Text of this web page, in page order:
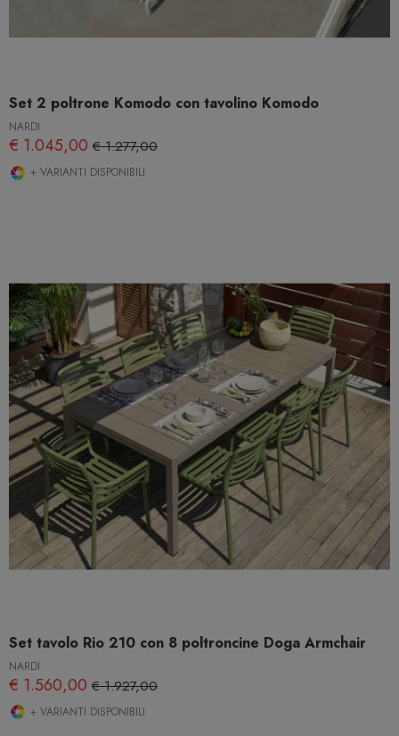
Set 2 poltrone Komodo con tavolino Komodo
NARDI
€ 1.045,00 € 1.277,00
+ VARIANTI DISPONIBILI
Set tavolo Rio 210 con 8 poltroncine Doga Armchair
NARDI
€ 1.560,00 € 1.927,00
+ VARIANTI DISPONIBILI